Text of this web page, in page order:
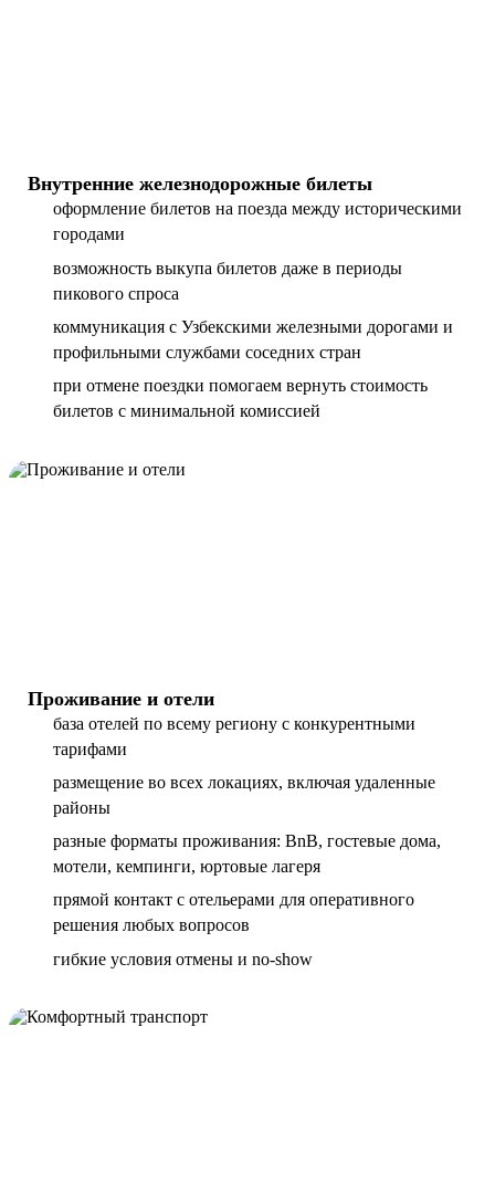
Внутренние железнодорожные билеты
оформление билетов на поезда между историческими
городами
возможность выкупа билетов даже в периоды
пикового спроса
коммуникация с Узбекскими железными дорогами и
профильными службами соседних стран
при отмене поездки помогаем вернуть стоимость
билетов с минимальной комиссией
Проживание и отели
база отелей по всему региону с конкурентными
тарифами
размещение во всех локациях, включая удаленные
районы
разные форматы проживания: BnB, гостевые дома,
мотели, кемпинги, юртовые лагеря
прямой контакт с отельерами для оперативного
решения любых вопросов
гибкие условия отмены и no-show